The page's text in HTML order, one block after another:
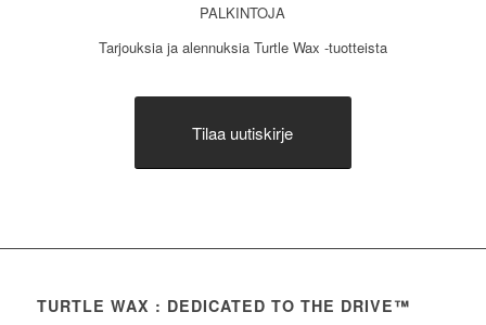
PALKINTOJA
Tarjouksia ja alennuksia Turtle Wax -tuotteista
Tilaa uutiskirje
TURTLE WAX : DEDICATED TO THE DRIVE™